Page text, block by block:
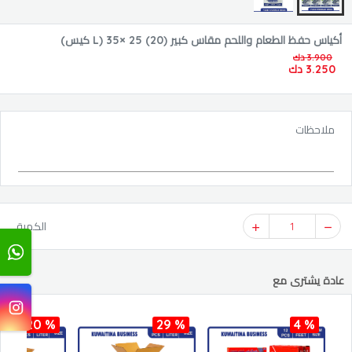
أكياس حفظ الطعام واللحم مقاس كبير (L) 35× 25 (20 كيس)
3.900 دك
3.250 دك
ملاحظات
الكمية 1
عادة يشترى مع
4 %
29 %
20 %